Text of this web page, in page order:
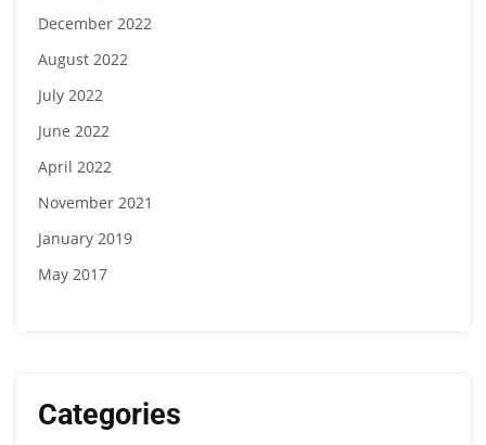
December 2022
August 2022
July 2022
June 2022
April 2022
November 2021
January 2019
May 2017
Categories